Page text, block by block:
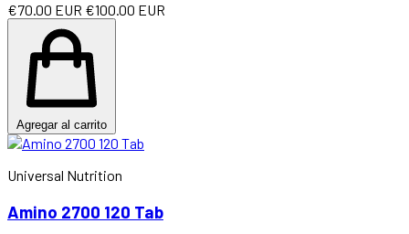
€70.00 EUR €100.00 EUR
Agregar al carrito
Universal Nutrition
Amino 2700 120 Tab